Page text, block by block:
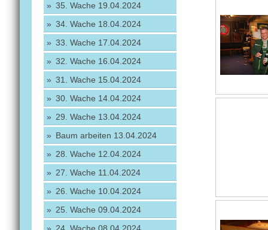
35. Wache 19.04.2024
34. Wache 18.04.2024
33. Wache 17.04.2024
32. Wache 16.04.2024
31. Wache 15.04.2024
30. Wache 14.04.2024
29. Wache 13.04.2024
Baum arbeiten 13.04.2024
28. Wache 12.04.2024
27. Wache 11.04.2024
26. Wache 10.04.2024
25. Wache 09.04.2024